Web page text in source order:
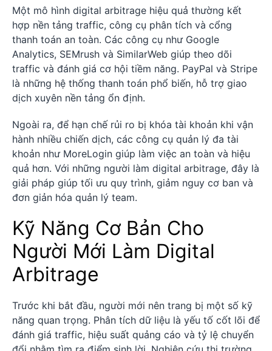
Một mô hình digital arbitrage hiệu quả thường kết
hợp nền tảng traffic, công cụ phân tích và cổng
thanh toán an toàn. Các công cụ như Google
Analytics, SEMrush và SimilarWeb giúp theo dõi
traffic và đánh giá cơ hội tiềm năng. PayPal và Stripe
là những hệ thống thanh toán phổ biến, hỗ trợ giao
dịch xuyên nền tảng ổn định.
Ngoài ra, để hạn chế rủi ro bị khóa tài khoản khi vận
hành nhiều chiến dịch, các công cụ quản lý đa tài
khoản như MoreLogin giúp làm việc an toàn và hiệu
quả hơn. Với những người làm digital arbitrage, đây là
giải pháp giúp tối ưu quy trình, giảm nguy cơ ban và
đơn giản hóa quản lý team.
Kỹ Năng Cơ Bản Cho
Người Mới Làm Digital
Arbitrage
Trước khi bắt đầu, người mới nên trang bị một số kỹ
năng quan trọng. Phân tích dữ liệu là yếu tố cốt lõi để
đánh giá traffic, hiệu suất quảng cáo và tỷ lệ chuyển